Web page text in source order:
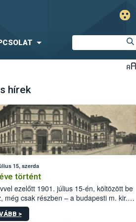
hírek
15, szerda
történt
ezelőtt 1901. július 15-én, költözött be
még csak részben – a budapesti m. kir.
állomás a Kis Rókus utca
alatti, Czigler Győző által tervezett új
>